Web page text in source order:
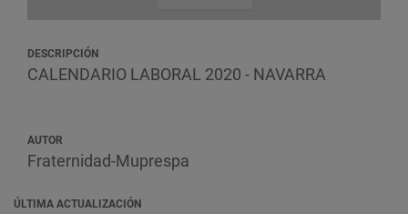
DESCRIPCIÓN
CALENDARIO LABORAL 2020 - NAVARRA
AUTOR
Fraternidad-Muprespa
ÚLTIMA ACTUALIZACIÓN